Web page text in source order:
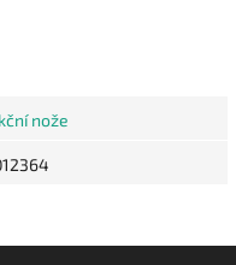
nože